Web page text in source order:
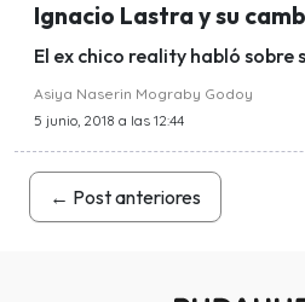
Ignacio Lastra y su
El ex chico reality habló sobre
Asiya Naserin Mograby Godoy
5 junio, 2018 a las 12:44
← Post anteriores